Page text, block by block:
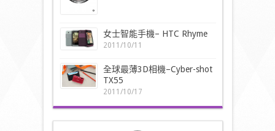
女士智能手機– HTC Rhyme
2011/10/11
全球最薄3D相機–Cyber-shot
TX55
2011/10/17